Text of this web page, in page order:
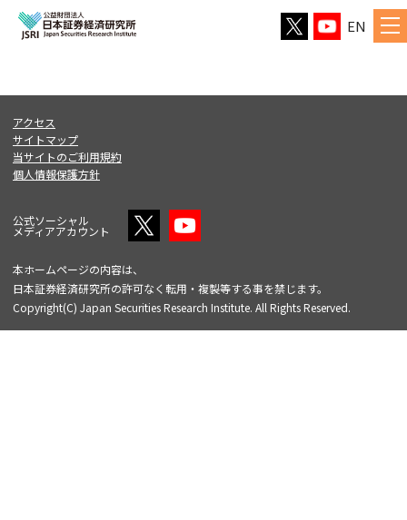
EN
アクセス
サイトマップ
当サイトのご利用規約
個人情報保護方針
公式ソーシャル
メディアアカウント
本ホームページの内容は、
日本証券経済研究所の許可なく転用・複製等する事を禁じます。
Copyright(C) Japan Securities Research Institute. All Rights Reserved.